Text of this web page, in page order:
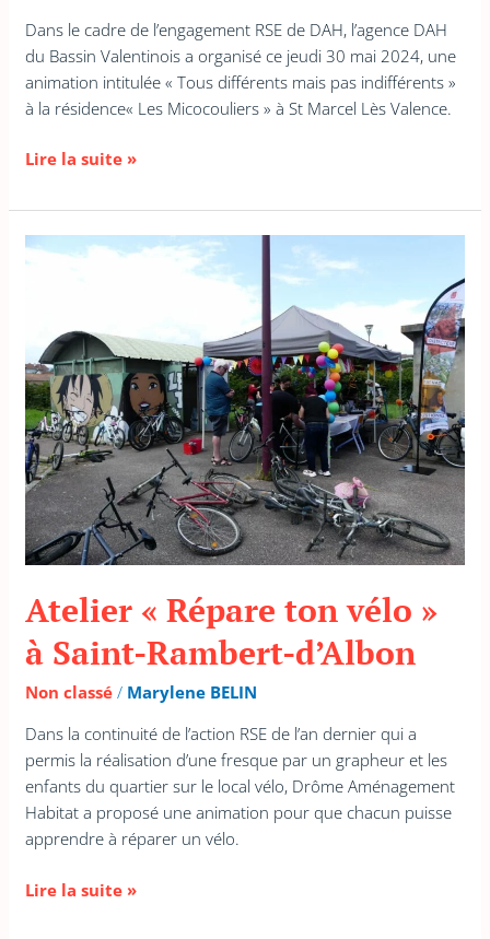
Dans le cadre de l’engagement RSE de DAH, l’agence DAH
du Bassin Valentinois a organisé ce jeudi 30 mai 2024, une
animation intitulée « Tous différents mais pas indifférents »
à la résidence« Les Micocouliers » à St Marcel Lès Valence.
Lire la suite »
Atelier « Répare ton vélo »
à Saint-Rambert-d’Albon
Non classé / Marylene BELIN
Dans la continuité de l’action RSE de l’an dernier qui a
permis la réalisation d’une fresque par un grapheur et les
enfants du quartier sur le local vélo, Drôme Aménagement
Habitat a proposé une animation pour que chacun puisse
apprendre à réparer un vélo.
Atelier
vélo »
Saint-
Rambert-
d’Albon
Lire la suite »